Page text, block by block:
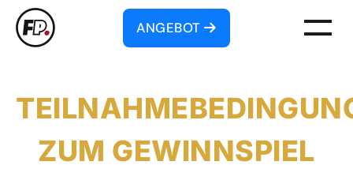
ANGEBOT
ZUM GEWINNSPIEL